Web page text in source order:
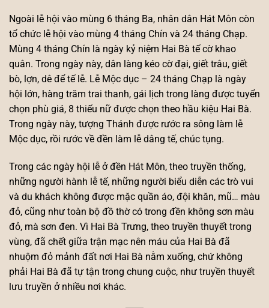
Ngoài lễ hội vào mùng 6 tháng Ba, nhân dân Hát Môn còn
tổ chức lễ hội vào mùng 4 tháng Chín và 24 tháng Chạp.
Mùng 4 tháng Chín là ngày kỷ niệm Hai Bà tế cờ khao
quân. Trong ngày này, dân làng kéo cờ đại, giết trâu, giết
bò, lợn, dê để tế lễ. Lễ Mộc dục – 24 tháng Chạp là ngày
hội lớn, hàng trăm trai thanh, gái lịch trong làng được tuyển
chọn phù giá, 8 thiếu nữ được chọn theo hầu kiệu Hai Bà.
Trong ngày này, tượng Thánh được rước ra sông làm lễ
Mộc dục, rồi rước về đền làm lễ dâng tế, chúc tụng.
Trong các ngày hội lễ ở đền Hát Môn, theo truyền thống,
những người hành lễ tế, những người biểu diễn các trò vui
và du khách không được mặc quần áo, đội khăn, mũ… màu
đỏ, cũng như toàn bộ đồ thờ có trong đền không sơn màu
đỏ, mà sơn đen. Vì Hai Bà Trưng, theo truyền thuyết trong
vùng, đã chết giữa trận mạc nên máu của Hai Bà đã
nhuộm đỏ mảnh đất nơi Hai Bà nằm xuống, chứ không
phải Hai Bà đã tự tận trong chung cuộc, như truyền thuyết
lưu truyền ở nhiều nơi khác.